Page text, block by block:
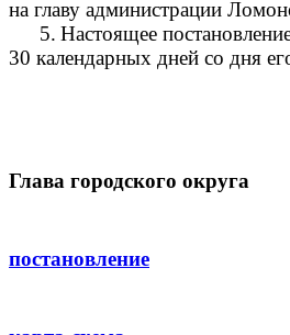
на главу администрации
5. Настоящее
30 календарных дней со дня
Глава
постановление